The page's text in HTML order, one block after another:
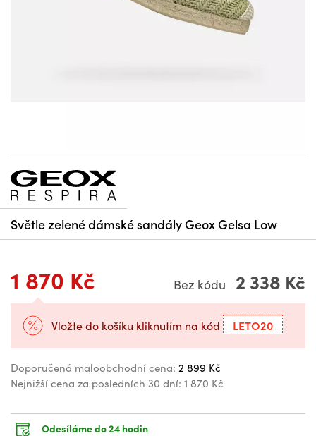
Světle zelené dámské sandály Geox Gelsa Low
1 870 Kč Bez kódu 2 338 Kč
Vložte do košíku kliknutím na kód LETO20
Doporučená maloobchodní cena: 2 899 Kč
Nejnižší cena za posledních 30 dní: 1 870 Kč
Odesíláme do 24 hodin